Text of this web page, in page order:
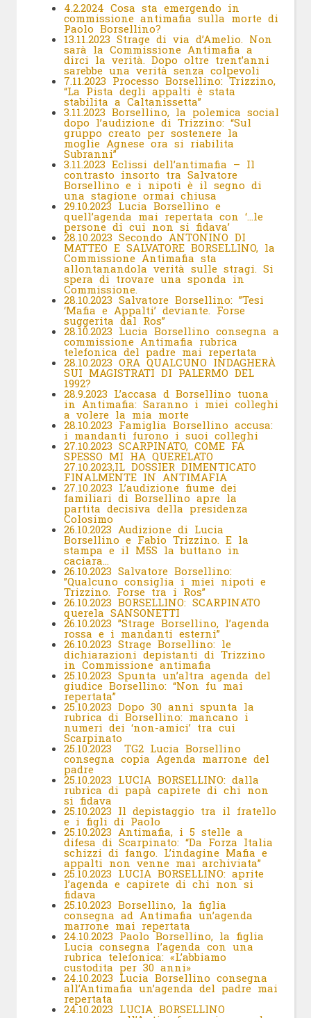
4.2.2024 Cosa sta emergendo in
commissione antimafia sulla morte di
Paolo Borsellino?
13.11.2023 Strage di via d’Amelio. Non
sarà la Commissione Antimafia a
dirci la verità. Dopo oltre trent’anni
sarebbe una verità senza colpevoli
7.11.2023 Processo Borsellino: Trizzino,
“La Pista degli appalti è stata
stabilita a Caltanissetta”
3.11.2023 Borsellino, la polemica social
dopo l’audizione di Trizzino: “Sul
gruppo creato per sostenere la
moglie Agnese ora si riabilita
Subranni”
3.11.2023 Eclissi dell’antimafia – Il
contrasto insorto tra Salvatore
Borsellino e i nipoti è il segno di
una stagione ormai chiusa
29.10.2023 Lucia Borsellino e
quell’agenda mai repertata con ‘…le
persone di cui non si fidava’
28.10.2023 Secondo ANTONINO DI
MATTEO E SALVATORE BORSELLINO, la
Commissione Antimafia sta
allontanandola verità sulle stragi. Si
spera di trovare una sponda in
Commissione.
28.10.2023 Salvatore Borsellino: ”Tesi
‘Mafia e Appalti’ deviante. Forse
suggerita dal Ros”
28.10.2023 Lucia Borsellino consegna a
commissione Antimafia rubrica
telefonica del padre mai repertata
28.10.2023 ORA QUALCUNO INDAGHERÀ
SUI MAGISTRATI DI PALERMO DEL
1992?
28.9.2023 L’accasa d Borsellino tuona
in Antimafia: Saranno i miei colleghi
a volere la mia morte
28.10.2023 Famiglia Borsellino accusa:
i mandanti furono i suoi colleghi
27.10.2023 SCARPINATO, COME FA
SPESSO MI HA QUERELATO
27.10.2023,IL DOSSIER DIMENTICATO
FINALMENTE IN ANTIMAFIA
27.10.2023 L’audizione fiume dei
familiari di Borsellino apre la
partita decisiva della presidenza
Colosimo
26.10.2023 Audizione di Lucia
Borsellino e Fabio Trizzino. E la
stampa e il M5S la buttano in
caciara…
26.10.2023 Salvatore Borsellino:
”Qualcuno consiglia i miei nipoti e
Trizzino. Forse tra i Ros”
26.10.2023 BORSELLINO: SCARPINATO
querela SANSONETTI
26.10.2023 ”Strage Borsellino, l’agenda
rossa e i mandanti esterni”
26.10.2023 Strage Borsellino: le
dichiarazioni depistanti di Trizzino
in Commissione antimafia
25.10.2023 Spunta un’altra agenda del
giudice Borsellino: “Non fu mai
repertata”
25.10.2023 Dopo 30 anni spunta la
rubrica di Borsellino: mancano i
numeri dei ‘non-amici’ tra cui
Scarpinato
25.10.2023 TG2 Lucia Borsellino
consegna copia Agenda marrone del
padre
25.10.2023 LUCIA BORSELLINO: dalla
rubrica di papà capirete di chi non
si fidava
25.10.2023 Il depistaggio tra il fratello
e i figli di Paolo
25.10.2023 Antimafia, i 5 stelle a
difesa di Scarpinato: “Da Forza Italia
schizzi di fango. L’indagine Mafia e
appalti non venne mai archiviata”
25.10.2023 LUCIA BORSELLINO: aprite
l’agenda e capirete di chi non si
fidava
25.10.2023 Borsellino, la figlia
consegna ad Antimafia un’agenda
marrone mai repertata
24.10.2023 Paolo Borsellino, la figlia
Lucia consegna l’agenda con una
rubrica telefonica: «L’abbiamo
custodita per 30 anni»
24.10.2023 Lucia Borsellino consegna
all’Antimafia un’agenda del padre mai
repertata
24.10.2023 LUCIA BORSELLINO